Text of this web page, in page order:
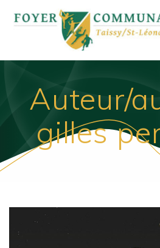
au
Auteur/
gilles